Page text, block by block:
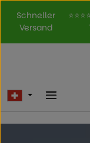
Zum Hauptinhalt
Schneller
Versand